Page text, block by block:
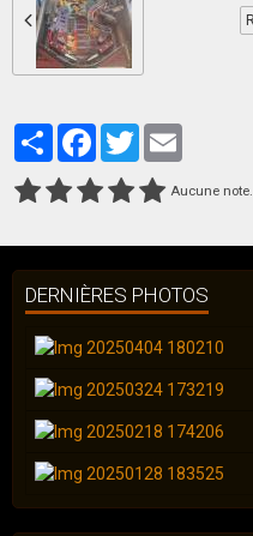
PartagerFacebook
Twitter
Aucune
DERNIÈRES PHOTOS